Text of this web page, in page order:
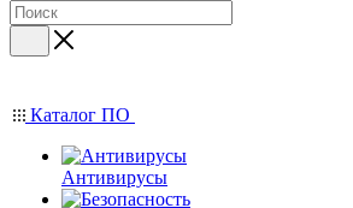
Каталог ПО
Антивирусы